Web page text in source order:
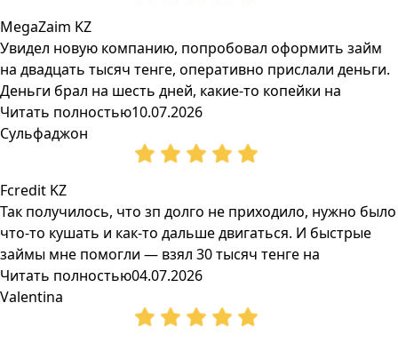
MegaZaim KZ
Увидел новую компанию, попробовал оформить займ
на двадцать тысяч тенге, оперативно прислали деньги.
Деньги брал на шесть дней, какие-то копейки на
Читать полностью10.07.2026
Сульфаджон
Fcredit KZ
Так получилось, что зп долго не приходило, нужно было
что-то кушать и как-то дальше двигаться. И быстрые
займы мне помогли — взял 30 тысяч тенге на
Читать полностью04.07.2026
Valentina